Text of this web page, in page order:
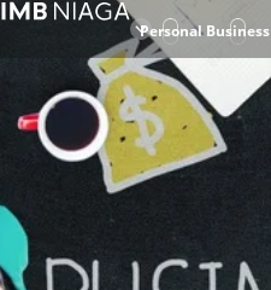
Personal Business